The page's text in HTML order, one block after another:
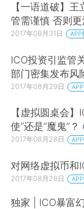
【一语道破】
管需谨慎 否则
2017年08月31日 APP
ICO投资引监管
部门密集发布风
2017年08月29日
【虚拟圆桌会】
使”还是“魔鬼”？
2017年08月28日
对网络虚拟币和
2017年08月28日
独家 | ICO暴富